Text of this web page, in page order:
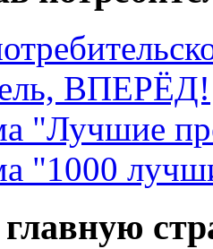
ВПЕРЁД!
"Лучшие
"1000
главную